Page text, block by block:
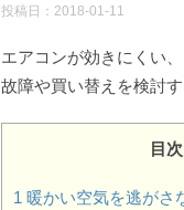
投稿日： 2018-01-11
エアコンが効きにくい
故障や買い替えを検討
目次
1 暖かい空気を逃がさ